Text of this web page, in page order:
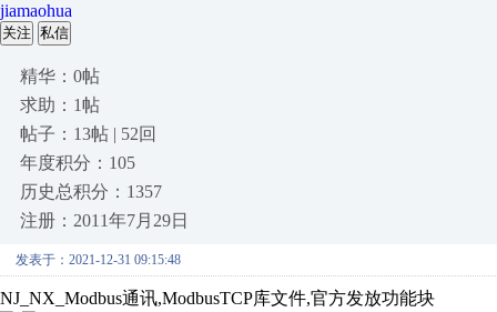
jiamaohua
关注 私信
精华：0帖
求助：1帖
帖子：13帖 | 52回
年度积分：105
历史总积分：1357
注册：2011年7月29日
发表于：2021-12-31 09:15:48
NJ_NX_Modbus通讯,ModbusTCP库文件,官方发放功能块